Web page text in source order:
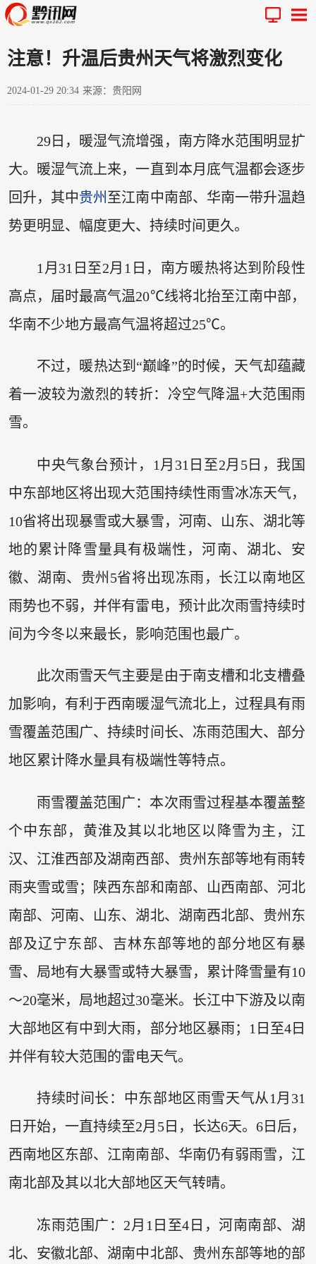
注意！升温后贵州天气将激烈变化
2024-01-29 20:34 来源：贵阳网
29日，暖湿气流增强，南方降水范围明显扩
大。暖湿气流上来，一直到本月底气温都会逐步
回升，其中贵州 至江南中南部、华南一带升温趋
势更明显、幅度更大、持续时间更久。
1月31日至2月1日，南方暖热将达到阶段性
高点，届时最高气温20℃线将北抬至江南中部，
华南不少地方最高气温将超过25℃。
不过，暖热达到“巅峰”的时候，天气却蕴藏
着一波较为激烈的转折：冷空气降温+大范围雨
雪。
中央气象台预计，1月31日至2月5日，我国
中东部地区将出现大范围持续性雨雪冰冻天气，
10省将出现暴雪或大暴雪，河南、山东、湖北等
地的累计降雪量具有极端性，河南、湖北、安
徽、湖南、贵州5省将出现冻雨，长江以南地区
雨势也不弱，并伴有雷电，预计此次雨雪持续时
间为今冬以来最长，影响范围也最广。
此次雨雪天气主要是由于南支槽和北支槽叠
加影响，有利于西南暖湿气流北上，过程具有雨
雪覆盖范围广、持续时间长、冻雨范围大、部分
地区累计降水量具有极端性等特点。
雨雪覆盖范围广：本次雨雪过程基本覆盖整
个中东部，黄淮及其以北地区以降雪为主，江
汉、江淮西部及湖南西部、贵州东部等地有雨转
雨夹雪或雪；陕西东部和南部、山西南部、河北
南部、河南、山东、湖北、湖南西北部、贵州东
部及辽宁东部、吉林东部等地的部分地区有暴
雪、局地有大暴雪或特大暴雪，累计降雪量有10
～20毫米，局地超过30毫米。长江中下游及以南
大部地区有中到大雨，部分地区暴雨；1日至4日
并伴有较大范围的雷电天气。
持续时间长：中东部地区雨雪天气从1月31
日开始，一直持续至2月5日，长达6天。6日后，
西南地区东部、江南南部、华南仍有弱雨雪，江
南北部及其以北大部地区天气转晴。
冻雨范围广：2月1日至4日，河南南部、湖
北、安徽北部、湖南中北部、贵州东部等地的部